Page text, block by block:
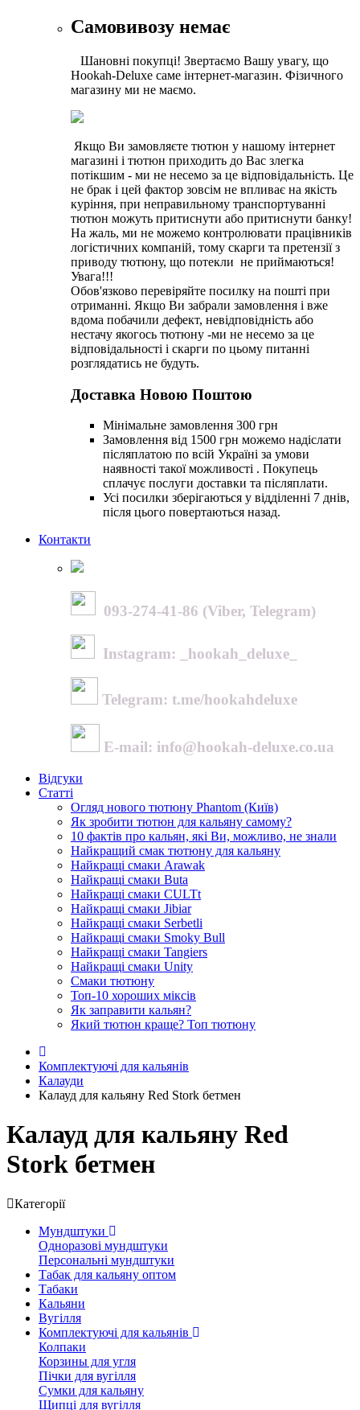
Самовивозу немає
Шановні покупці! Звертаємо Вашу увагу, що
Hookah-Deluxe саме інтернет-магазин. Фізичного
магазину ми не маємо.
Якщо Ви замовляєте тютюн у нашому інтернет
магазині і тютюн приходить до Вас злегка
потікшим - ми не несемо за це відповідальність. Це
не брак і цей фактор зовсім не впливає на якість
куріння, при неправильному транспортуванні
тютюн можуть притиснути або притиснути банку!
На жаль, ми не можемо контролювати працівників
логістичних компаній, тому скарги та претензії з
приводу тютюну, що потекли не приймаються!
Увага!!!
Обов'язково перевіряйте посилку на пошті при
отриманні. Якщо Ви забрали замовлення і вже
вдома побачили дефект, невідповідність або
нестачу якогось тютюну -ми не несемо за це
відповідальності і скарги по цьому питанні
розглядатись не будуть.
Доставка Новою Поштою
Мінімальне замовлення 300 грн
Замовлення від 1500 грн можемо надіслати
післяплатою по всій Україні за умови
наявності такої можливості . Покупець
сплачує послуги доставки та післяплати.
Усі посилки зберігаються у відділенні 7 днів,
після цього повертаються назад.
Контакти
093-274-41-86 (Viber, Telegram)
Instagram: _hookah_deluxe_
Telegram: t.me/hookahdeluxe
E-mail: info@hookah-deluxe.co.ua
Відгуки
Статті
Огляд нового тютюну Phantom (Київ)
Як зробити тютюн для кальяну самому?
10 фактів про кальян, які Ви, можливо, не знали
Найкращий смак тютюну для кальяну
Найкращі смаки Arawak
Найкращі смаки Buta
Найкращі смаки CULTt
Найкращі смаки Jibiar
Найкращі смаки Serbetli
Найкращі смаки Smoky Bull
Найкращі смаки Tangiers
Найкращі смаки Unity
Смаки тютюну
Топ-10 хороших міксів
Як заправити кальян?
Який тютюн краще? Топ тютюну
Комплектуючі для кальянів
Калауди
Калауд для кальяну Red Stork бетмен
Калауд для кальяну Red
Stork бетмен
Категорії
Мундштуки
Одноразові мундштуки
Персональні мундштуки
Табак для кальяну оптом
Табаки
Кальяни
Вугілля
Комплектуючі для кальянів
Колпаки
Корзины для угля
Пічки для вугілля
Сумки для кальяну
Щипці для вугілля